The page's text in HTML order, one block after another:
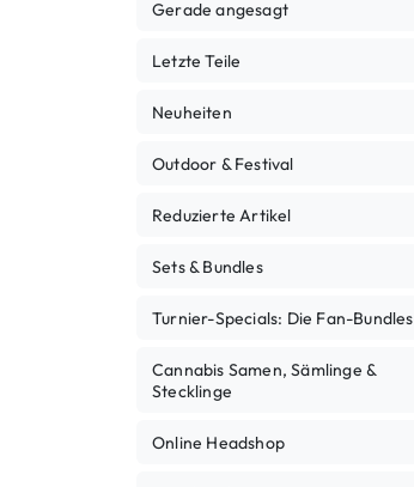
Gerade angesagt
Letzte Teile
Neuheiten
Outdoor & Festival
Reduzierte Artikel
Sets & Bundles
Turnier-Specials: Die Fan-Bundles
Cannabis Samen, Sämlinge &
Stecklinge
Online Headshop